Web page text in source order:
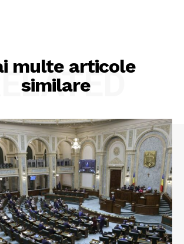
multe articole
similare